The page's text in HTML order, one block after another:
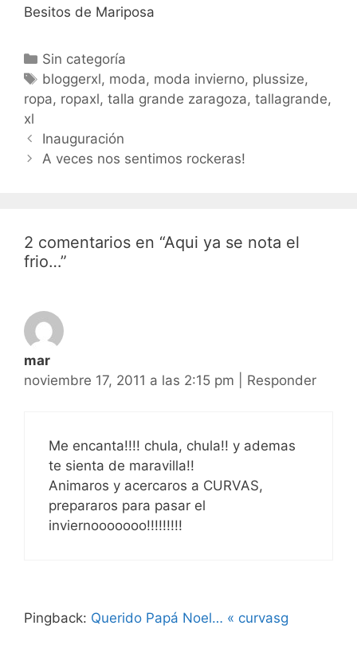
Besitos de Mariposa
Categorías
Sin categoría
Etiquetas
bloggerxl, moda, moda invierno, plussize,
ropa, ropaxl, talla grande zaragoza, tallagrande,
xl
Navegación
de
Inauguración
A veces nos sentimos rockeras!
2 comentarios en “Aqui ya se nota el
frio…”
mar
noviembre 17, 2011 a las 2:15 pm
Responder
Me encanta!!!! chula, chula!! y ademas
te sienta de maravilla!!
Animaros y acercaros a CURVAS,
prepararos para pasar el
inviernooooooo!!!!!!!!!
Pingback: Querido Papá Noel… « curvasg